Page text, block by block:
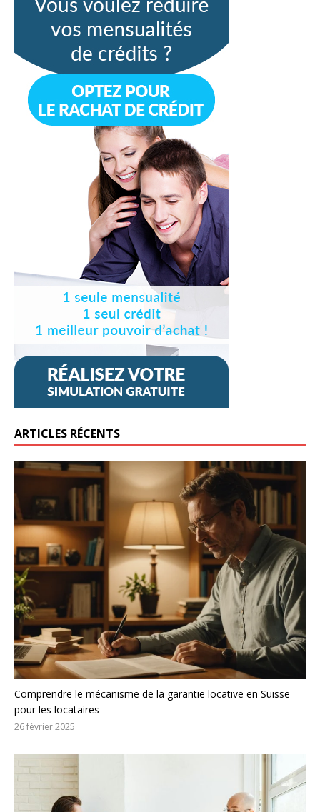
ARTICLES RÉCENTS
Comprendre le mécanisme de la garantie locative en Suisse
pour les locataires
26 février 2025